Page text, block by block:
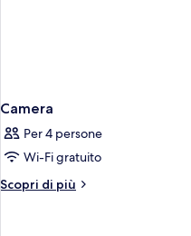
Camera
Per 4 persone
Wi-Fi gratuito
Scopri di più
Altri